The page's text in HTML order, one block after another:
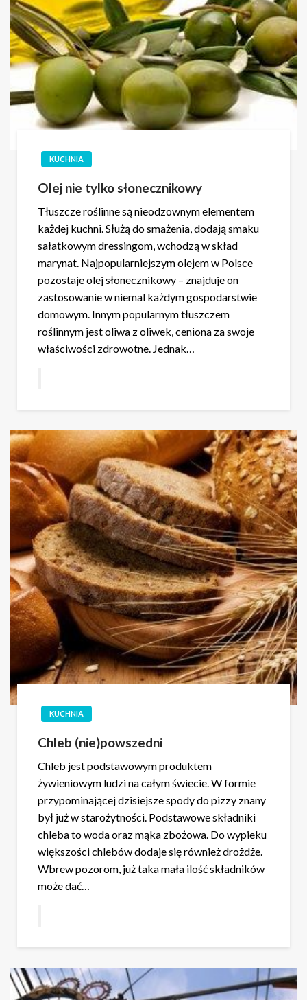
KUCHNIA
Olej nie tylko słonecznikowy
Tłuszcze roślinne są nieodzownym elementem
każdej kuchni. Służą do smażenia, dodają smaku
sałatkowym dressingom, wchodzą w skład
marynat. Najpopularniejszym olejem w Polsce
pozostaje olej słonecznikowy – znajduje on
zastosowanie w niemal każdym gospodarstwie
domowym. Innym popularnym tłuszczem
roślinnym jest oliwa z oliwek, ceniona za swoje
właściwości zdrowotne. Jednak…
KUCHNIA
Chleb (nie)powszedni
Chleb jest podstawowym produktem
żywieniowym ludzi na całym świecie. W formie
przypominającej dzisiejsze spody do pizzy znany
był już w starożytności. Podstawowe składniki
chleba to woda oraz mąka zbożowa. Do wypieku
większości chlebów dodaje się również drożdże.
Wbrew pozorom, już taka mała ilość składników
może dać…